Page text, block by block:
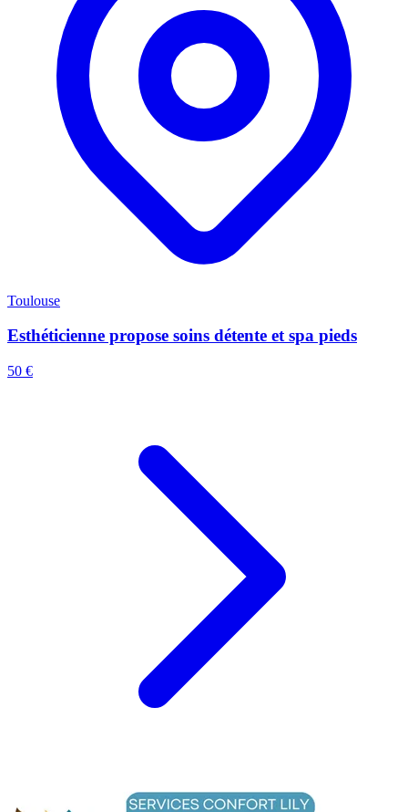
Toulouse
Esthéticienne propose soins détente et spa pieds
50 €